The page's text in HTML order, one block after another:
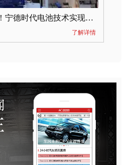
能量密度304Wh/kg！宁德时代电池技术实现突破
了解详情